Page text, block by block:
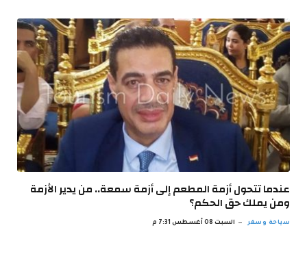
عندما تتحول أزمة المطعم إلى أزمة سمعة.. من يدير الأزمة
ومن يملك حق الحكم؟
سياحة وسفر السبت 08 أغسطس 7:31 م